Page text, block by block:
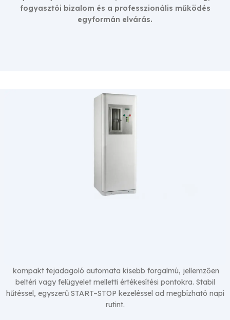
fogyasztói bizalom és a professzionális működés
egyformán elvárás.
ZOOTECHNIKA INTENZO
Tejautomata
kompakt tejadagoló automata kisebb forgalmú, jellemzően
beltéri vagy felügyelet melletti értékesítési pontokra. Stabil
hűtéssel, egyszerű START–STOP kezeléssel ad megbízható napi
rutint.